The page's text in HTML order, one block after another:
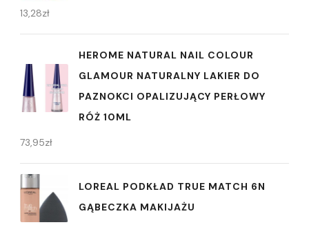
13,28zł
HEROME NATURAL NAIL COLOUR
GLAMOUR NATURALNY LAKIER DO
PAZNOKCI OPALIZUJĄCY PERŁOWY
RÓŻ 10ML
73,95zł
LOREAL PODKŁAD TRUE MATCH 6N
GĄBECZKA MAKIJAŻU